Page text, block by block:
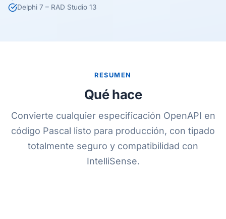
Delphi 7 – RAD Studio 13
RESUMEN
Qué hace
Convierte cualquier especificación OpenAPI en
código Pascal listo para producción, con tipado
totalmente seguro y compatibilidad con
IntelliSense.